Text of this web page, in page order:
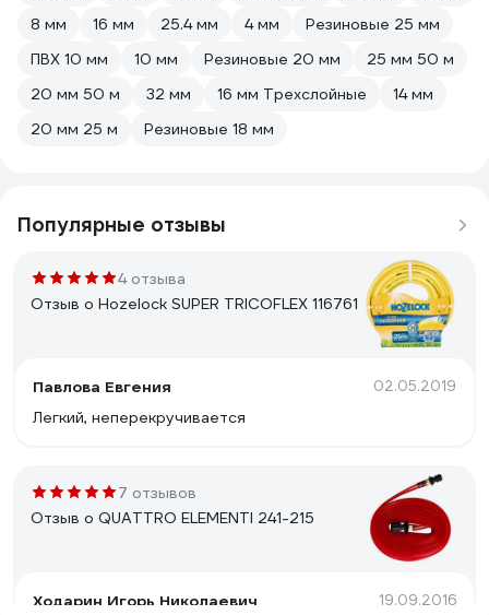
8 мм
16 мм 25.4 мм 4 мм
Резиновые 25 мм
ПВХ 10 мм
10 мм Резиновые 20 мм
25 мм 50 м
20 мм 50 м
32 мм 16 мм Трехслойные
14 мм
20 мм 25 м
Резиновые 18 мм
Популярные отзывы
4 отзыва
Отзыв о Hozelock SUPER TRICOFLEX 116761
Павлова Евгения 02.05.2019
Легкий, неперекручивается
7 отзывов
Отзыв о QUATTRO ELEMENTI 241-215
Ходарин Игорь Николаевич 19.09.2016